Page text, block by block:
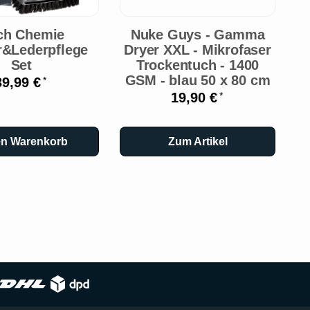
Chemie
Set
€*
Warenkorb
Nuke Guys - Gamma
Dryer XXL - Mikrofaser
Trockentuch - 1400
GSM - blau 50 x 80 cm
19,90 €*
Zum Artikel